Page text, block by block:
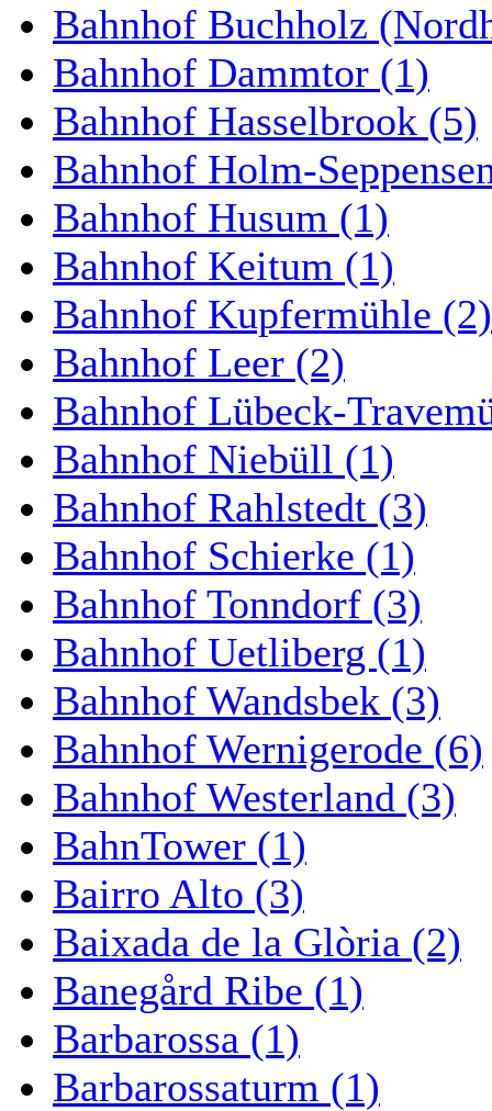
Bahnhof Buchholz
Bahnhof Dammtor (1)
Bahnhof Hasselbrook (5)
Bahnhof Holm-
Bahnhof Husum (1)
Bahnhof Keitum (1)
Bahnhof Kupfermühle (2)
Bahnhof Leer (2)
Bahnhof Lübeck-
Bahnhof Niebüll (1)
Bahnhof Rahlstedt (3)
Bahnhof Schierke (1)
Bahnhof Tonndorf (3)
Bahnhof Uetliberg (1)
Bahnhof Wandsbek (3)
Bahnhof Wernigerode (6)
Bahnhof Westerland (3)
BahnTower (1)
Bairro Alto (3)
Baixada de la Glòria (2)
Banegård Ribe (1)
Barbarossa (1)
Barbarossaturm (1)